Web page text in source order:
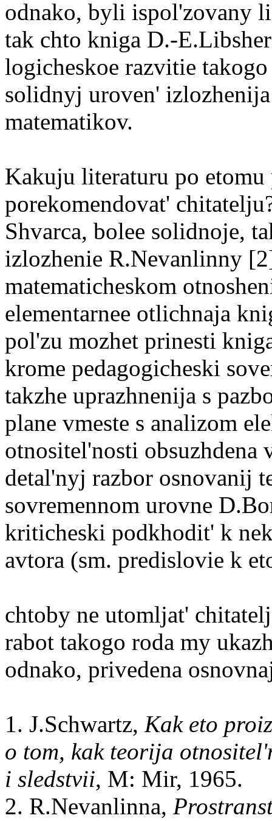
odnako, byli ispol'zovany
tak chto kniga D.-
logicheskoe razvitie
solidnyj uroven'
matematikov.
Kakuju literaturu po etomu
porekomendovat'
Shvarca, bolee solidnoje,
izlozhenie R.Nevanlinny
matematicheskom
elementarnee otlichnaja
pol'zu mozhet prinesti
krome pedagogicheski
takzhe uprazhnenija s
plane vmeste s analizom
otnositel'nosti
detal'nyj razbor osnovanij
sovremennom urovne
kriticheski podkhodit' k
avtora (sm. predislovie k
chtoby ne utomljat'
rabot takogo roda my
odnako, privedena
1. J.Schwartz, Kak eto
o tom, kak teorija
i sledstvii, M: Mir, 1965.
2. R.Nevanlinna,